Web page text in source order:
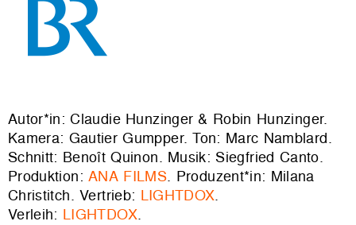
Autor*in: Claudie Hunzinger & Robin Hunzinger.
Kamera: Gautier Gumpper. Ton: Marc Namblard.
Schnitt: Benoît Quinon. Musik: Siegfried Canto.
Produktion:ANA FILMS. Produzent*in: Milana
Christitch. Vertrieb: LIGHTDOX.
Verleih: LIGHTDOX.